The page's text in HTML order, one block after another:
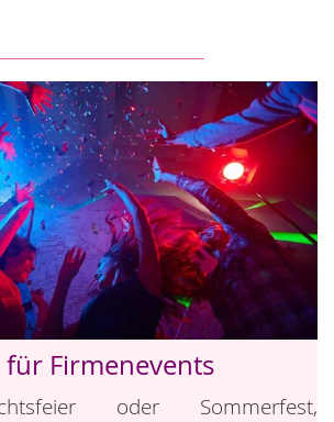
für Firmenevents
oder Sommerfest,